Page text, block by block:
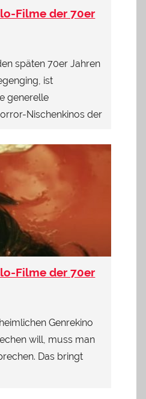
Filme der 70er
späten 70er Jahren
ist
generelle
Nischenkinos der
Filme der 70er
Genrekino
will, muss man
Das bringt